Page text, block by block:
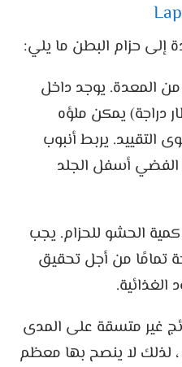
إلى حزام البطن ما يلي:
المعدة. يوجد داخل
دراجة) يمكن ملؤه
التقييد. يربط أنبوب
الفضي أسفل الجلد
كمية الحشو للحزام. يجب
تمامًا من أجل تحقيق
غير متسقة على المدى
لذلك لا ينصح بها معظم